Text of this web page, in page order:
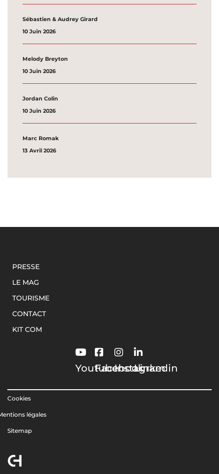
Sébastien & Audrey Girard
10 Juin 2026
Melody Breyton
10 Juin 2026
Jordan Colin
10 Juin 2026
Marc Romak
13 Avril 2026
PRESSE
LE MAG
TOURISME
CONTACT
KIT COM
Youtube
Facebook
Instagram
Linkedin
Cookies
légales
Sitemap